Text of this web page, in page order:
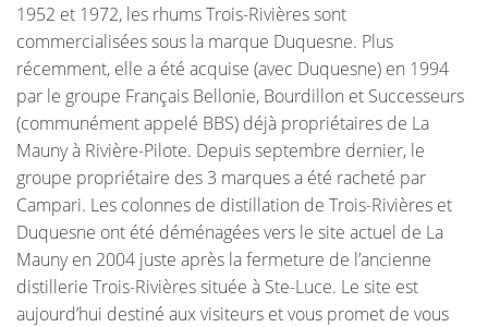
1952 et 1972, les rhums Trois-Rivières sont
commercialisées sous la marque Duquesne. Plus
récemment, elle a été acquise (avec Duquesne) en 1994
par le groupe Français Bellonie, Bourdillon et Successeurs
(communément appelé BBS) déjà propriétaires de La
Mauny à Rivière-Pilote. Depuis septembre dernier, le
groupe propriétaire des 3 marques a été racheté par
Campari. Les colonnes de distillation de Trois-Rivières et
Duquesne ont été déménagées vers le site actuel de La
Mauny en 2004 juste après la fermeture de l’ancienne
distillerie Trois-Rivières située à Ste-Luce. Le site est
aujourd’hui destiné aux visiteurs et vous promet de vous